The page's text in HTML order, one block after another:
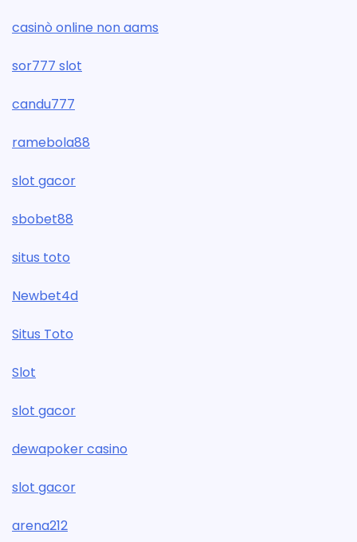
casinò online non aams
sor777 slot
candu777
ramebola88
slot gacor
sbobet88
situs toto
Newbet4d
Situs Toto
Slot
slot gacor
dewapoker casino
slot gacor
arena212